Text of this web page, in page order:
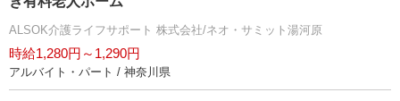
ALSOK介護ライフサポート 株式会社/ネオ・サミット湯河原
時給1,280円～1,290円
アルバイト・パート / 神奈川県